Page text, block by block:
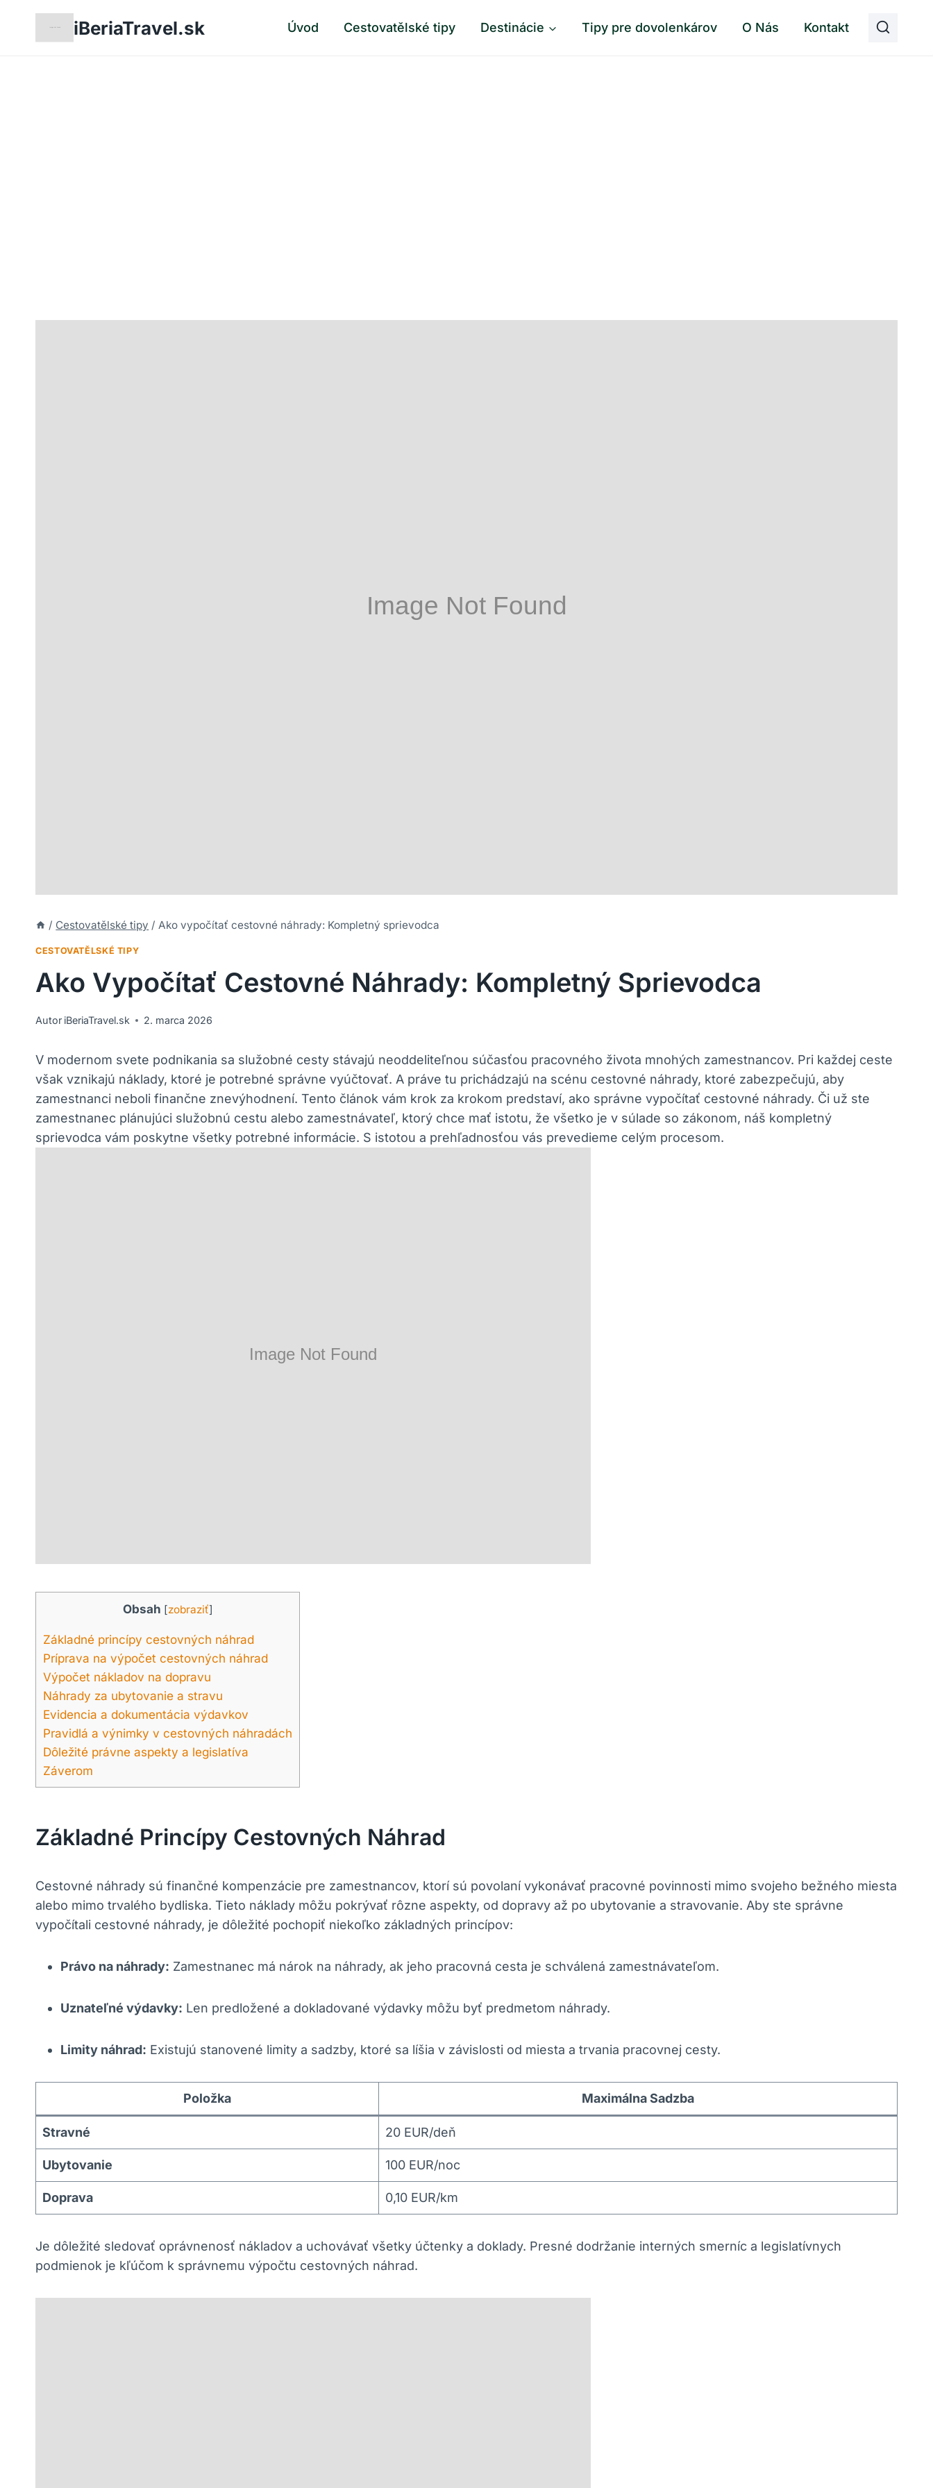
iBeriaTravel.sk Úvod Cestovatělské tipy Destinácie Tipy pre dovolenkárov O Nás Kontakt
/ Cestovatělské tipy / Ako vypočítať cestovné náhrady: Kompletný sprievodca
CESTOVATĚLSKÉ TIPY
Ako Vypočítať Cestovné Náhrady: Kompletný Sprievodca
Autor iBeriaTravel.sk 2. marca 2026
V modernom svete podnikania sa služobné cesty stávajú neoddeliteľnou súčasťou pracovného života mnohých zamestnancov. Pri každej ceste
však vznikajú náklady, ktoré je potrebné správne vyúčtovať. A práve tu prichádzajú na scénu cestovné náhrady, ktoré zabezpečujú, aby
zamestnanci neboli finančne znevýhodnení. Tento článok vám krok za krokom predstaví, ako správne vypočítať cestovné náhrady. Či už ste
zamestnanec plánujúci služobnú cestu alebo zamestnávateľ, ktorý chce mať istotu, že všetko je v súlade so zákonom, náš kompletný
sprievodca vám poskytne všetky potrebné informácie. S istotou a prehľadnosťou vás prevedieme celým procesom.
Obsah [zobraziť]
Základné princípy cestovných náhrad
Príprava na výpočet cestovných náhrad
Výpočet nákladov na dopravu
Náhrady za ubytovanie a stravu
Evidencia a dokumentácia výdavkov
Pravidlá a výnimky v cestovných náhradách
Dôležité právne aspekty a legislatíva
Záverom
Základné Princípy Cestovných Náhrad
Cestovné náhrady sú finančné kompenzácie pre zamestnancov, ktorí sú povolaní vykonávať pracovné povinnosti mimo svojeho bežného miesta
alebo mimo trvalého bydliska. Tieto náklady môžu pokrývať rôzne aspekty, od dopravy až po ubytovanie a stravovanie. Aby ste správne
vypočítali cestovné náhrady, je dôležité pochopiť niekoľko základných princípov:
Právo na náhrady: Zamestnanec má nárok na náhrady, ak jeho pracovná cesta je schválená zamestnávateľom.
Uznateľné výdavky: Len predložené a dokladované výdavky môžu byť predmetom náhrady.
Limity náhrad: Existujú stanovené limity a sadzby, ktoré sa líšia v závislosti od miesta a trvania pracovnej cesty.
Položka Maximálna Sadzba
Stravné 20 EUR/deň
Ubytovanie 100 EUR/noc
Doprava 0,10 EUR/km
Je dôležité sledovať oprávnenosť nákladov a uchovávať všetky účtenky a doklady. Presné dodržanie interných smerníc a legislatívnych
podmienok je kľúčom k správnemu výpočtu cestovných náhrad.